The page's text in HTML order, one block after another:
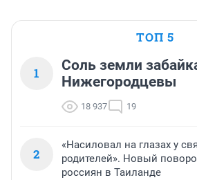
ТОП 5
1
Соль земли
Нижегородцевы
18 937 19
2
«Насиловал на глазах у
родителей». Новый
россиян в Таиланде